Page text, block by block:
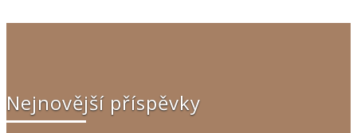
Nejnovější příspěvky